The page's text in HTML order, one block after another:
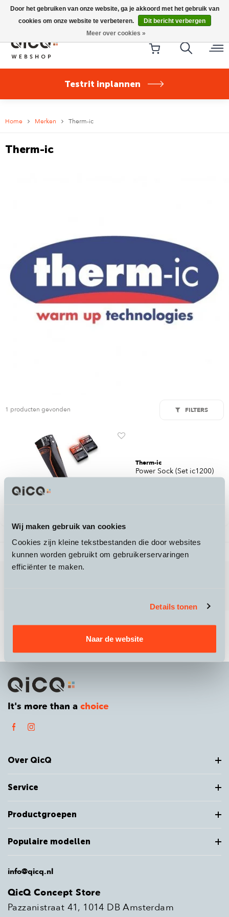
Wij maken gebruik van cookies
Cookies zijn kleine tekstbestanden die door websites
kunnen worden gebruikt om gebruikerservaringen
efficiënter te maken.
Details tonen
Naar de website
Riese & Müller Nevo5 Silent Core nu direct uit voorraad
leverbaar!
Testrit inplannen
Home Merken Therm-ic
Therm-ic
1 producten gevonden FILTERS
Therm-ic
Power Sock (Set ic1200)
1 producten gevonden Vorige 1 / 1
It's more than a choice
Over QicQ
Service
Productgroepen
Populaire modellen
info@qicq.nl
QicQ Concept Store
Pazzanistraat 41, 1014 DB Amsterdam
Door het gebruiken van onze website, ga je akkoord met het gebruik van
cookies om onze website te verbeteren.
Dit bericht verbergen
Meer over cookies »